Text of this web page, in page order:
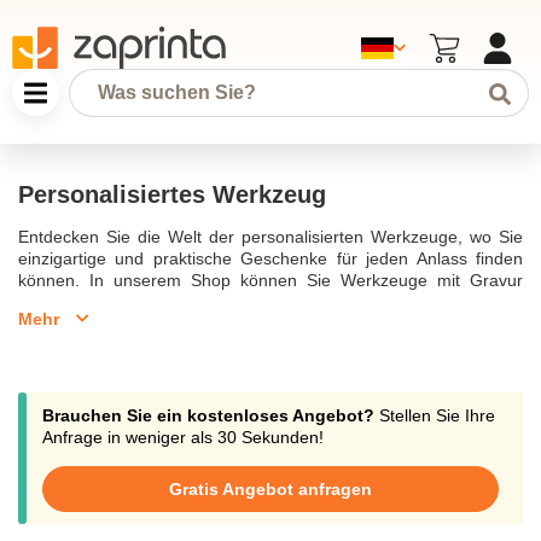
Personalisiertes Werkzeug
Entdecken Sie die Welt der personalisierten Werkzeuge, wo Sie
einzigartige und praktische Geschenke für jeden Anlass finden
können. In unserem Shop können Sie Werkzeuge mit Gravur
oder Heimwerker-Enthusiasten zu kreieren. Ein personalisierter
Werkzeuge bieten eine persönliche Note und sind das ideale
Geschenk für Männer zu Geburtstagen, zum Vatertag oder als
Valentinstaggeschenk. Die Werkzeuge sind nicht nur funktional,
besonderen Begleiter für jeden Handwerker macht.Von gravierten
Hämmern bis hin zu vielseitigen Multitools und praktischen
Flaschenöffnern - unser Angebot ist breit gefächert. Stöbern Sie
Mehr
Brauchen Sie ein kostenloses Angebot? Stellen Sie Ihre
Anfrage in weniger als 30 Sekunden!
Gratis Angebot anfragen